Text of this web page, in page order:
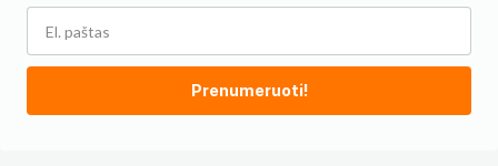
Prenumeruoti!